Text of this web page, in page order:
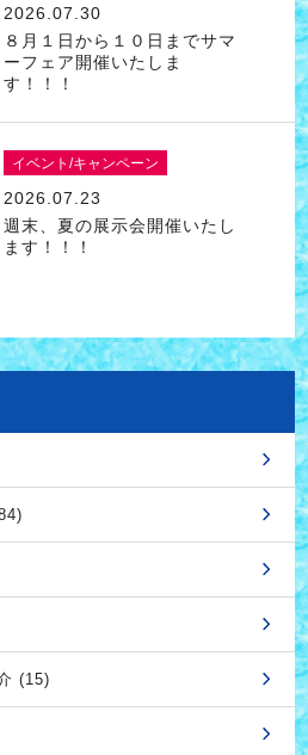
2026.07.30
８月１日から１０日までサマ
ーフェア開催いたしま
す！！！
イベント/キャンペーン
2026.07.23
週末、夏の展示会開催いたし
ます！！！
(15)